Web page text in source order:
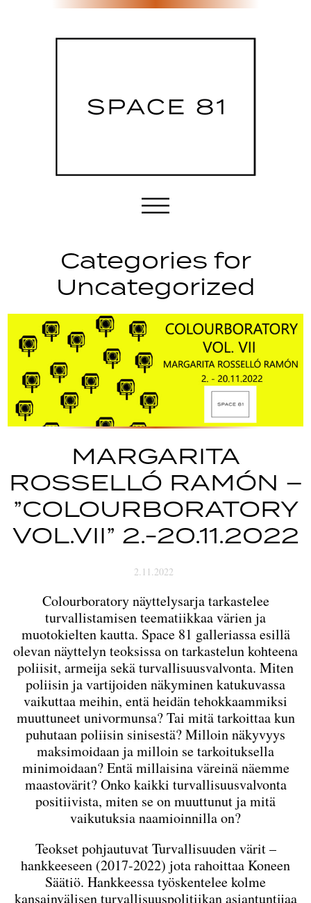
Tila & palvelut
Sijainti
Tapahtumat
Yhteys
Categories for
Uncategorized
MARGARITA
ROSSELLÓ RAMÓN –
”COLOURBORATORY
VOL.VII” 2.-20.11.2022
2.11.2022
Colourboratory näyttelysarja tarkastelee
turvallistamisen teematiikkaa värien ja
muotokielten kautta. Space 81 galleriassa esillä
olevan näyttelyn teoksissa on tarkastelun kohteena
poliisit, armeija sekä turvallisuusvalvonta. Miten
poliisin ja vartijoiden näkyminen katukuvassa
vaikuttaa meihin, entä heidän tehokkaammiksi
muuttuneet univormunsa? Tai mitä tarkoittaa kun
puhutaan poliisin sinisestä? Milloin näkyvyys
maksimoidaan ja milloin se tarkoituksella
minimoidaan? Entä millaisina väreinä näemme
maastovärit? Onko kaikki turvallisuusvalvonta
positiivista, miten se on muuttunut ja mitä
vaikutuksia naamioinnilla on?
Teokset pohjautuvat Turvallisuuden värit –
hankkeeseen (2017-2022) jota rahoittaa Koneen
Säätiö. Hankkeessa työskentelee kolme
kansainvälisen turvallisuuspolitiikan asiantuntijaa